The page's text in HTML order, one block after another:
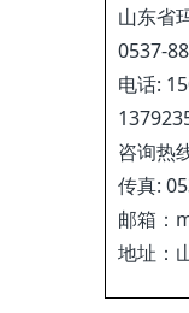
山东省
0537-
电话:
咨询热
传真:
邮箱：
地址：